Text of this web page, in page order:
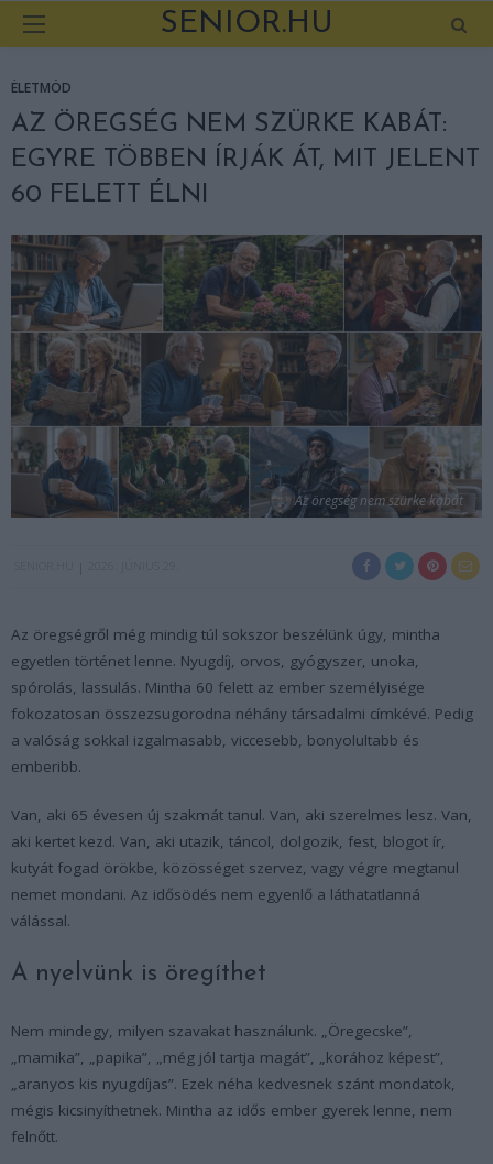
SENIOR.HU
ÉLETMÓD
AZ ÖREGSÉG NEM SZÜRKE KABÁT:
EGYRE TÖBBEN ÍRJÁK ÁT, MIT JELENT
60 FELETT ÉLNI
Az öregség nem szürke kabát
Az öregségről még mindig túl sokszor beszélünk úgy, mintha
egyetlen történet lenne. Nyugdíj, orvos, gyógyszer, unoka,
spórolás, lassulás. Mintha 60 felett az ember személyisége
fokozatosan összezsugorodna néhány társadalmi címkévé. Pedig
a valóság sokkal izgalmasabb, viccesebb, bonyolultabb és
emberibb.
Van, aki 65 évesen új szakmát tanul. Van, aki szerelmes lesz. Van,
aki kertet kezd. Van, aki utazik, táncol, dolgozik, fest, blogot ír,
kutyát fogad örökbe, közösséget szervez, vagy végre megtanul
nemet mondani. Az idősödés nem egyenlő a láthatatlanná
válással.
A nyelvünk is öregíthet
Nem mindegy, milyen szavakat használunk. „Öregecske”,
„mamika”, „papika”, „még jól tartja magát”, „korához képest”,
„aranyos kis nyugdíjas”. Ezek néha kedvesnek szánt mondatok,
mégis kicsinyíthetnek. Mintha az idős ember gyerek lenne, nem
felnőtt.